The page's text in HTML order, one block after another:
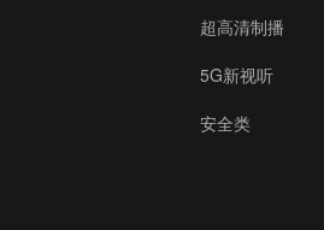
超高清制播
5G新视听
安全类